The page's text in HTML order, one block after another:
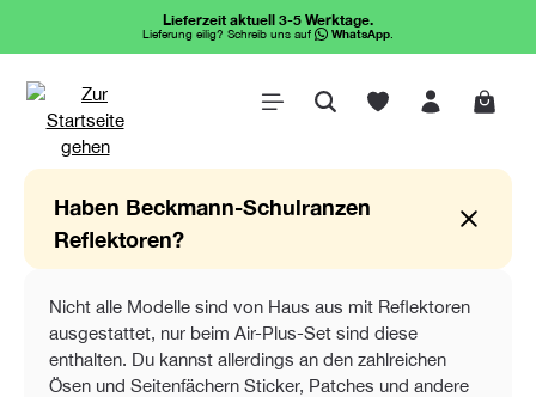
Lieferzeit aktuell 3-5 Werktage.
Lieferung eilig? Schreib uns auf WhatsApp.
Haben Beckmann-Schulranzen
Reflektoren?
Nicht alle Modelle sind von Haus aus mit Reflektoren
ausgestattet, nur beim Air-Plus-Set sind diese
enthalten. Du kannst allerdings an den zahlreichen
Ösen und Seitenfächern Sticker, Patches und andere